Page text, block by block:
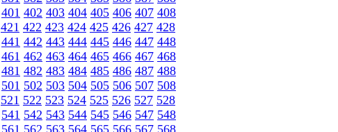
401 402 403 404 405 406 407 408
421 422 423 424 425 426 427 428
441 442 443 444 445 446 447 448
461 462 463 464 465 466 467 468
481 482 483 484 485 486 487 488
501 502 503 504 505 506 507 508
521 522 523 524 525 526 527 528
541 542 543 544 545 546 547 548
561 562 563 564 565 566 567 568